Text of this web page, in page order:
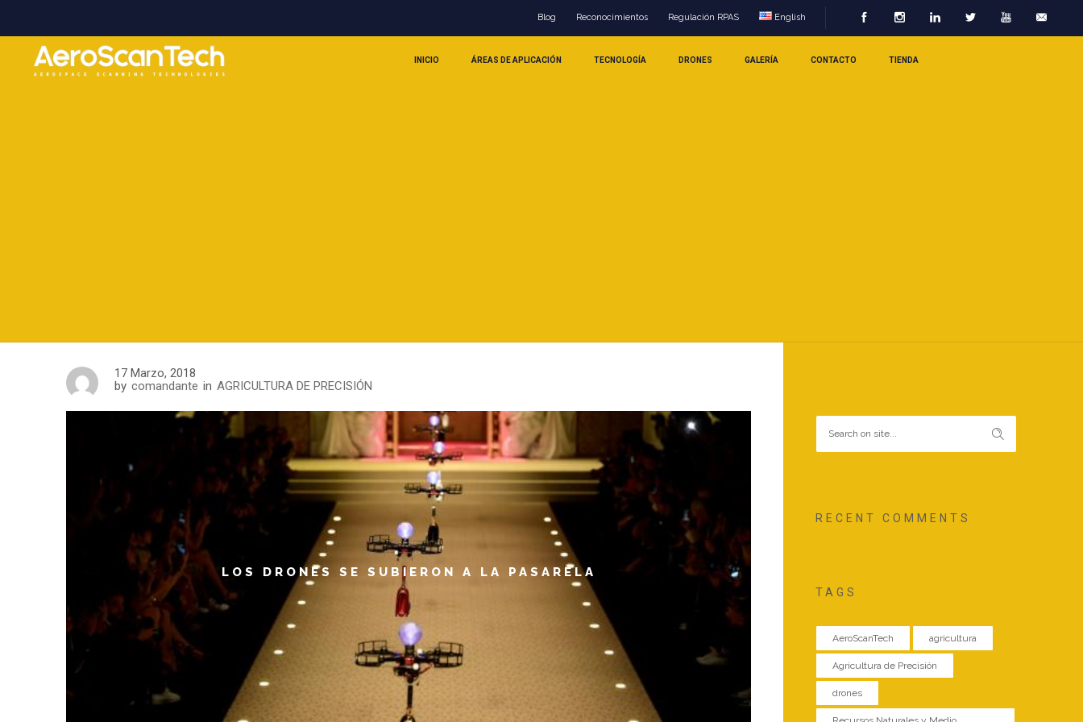
Blog Reconocimientos Regulación RPAS English
INICIO ÁREAS DE APLICACIÓN TECNOLOGÍA DRONES GALERÍA CONTACTO TIENDA
17 Marzo, 2018
by comandante in AGRICULTURA DE PRECISIÓN
LOS DRONES SE SUBIERON A LA PASARELA
LOS DRONES SE SUBIERON A LA PASARELA
Dolce & Gabbana sorprendió en Milán al volar piezas de su colección ‘Fashion Devotion’
El hecho de que la tecnología va a reemplazar múltiples trabajos humanos no es un secreto. Existen robots que sirven café, que planchan y que
escriben canciones, pero ahora, ¿también modelan? Aunque los drones probablemente no reemplazarán a los Ángeles de Victoria Secret, en el
último día de la Semana de la Moda de Milán, Dolce & Gabbana presentó su más recientes bolsos de invierno.
RECENT COMMENTS
TAGS
AeroScanTech agricultura
Agricultura de Precisión
drones